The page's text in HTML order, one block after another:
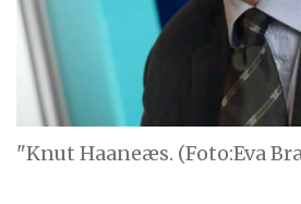
"Knut Haaneæs. (Foto:Eva